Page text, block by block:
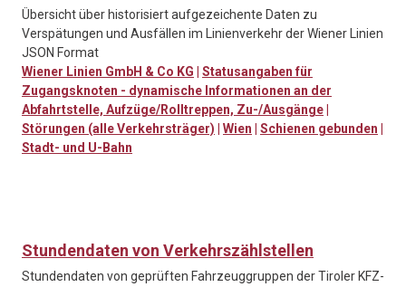
Übersicht über historisiert aufgezeichente Daten zu
Verspätungen und Ausfällen im Linienverkehr der Wiener Linien
JSON Format
Wiener Linien GmbH & Co KG
Statusangaben für
Zugangsknoten - dynamische Informationen an der
Abfahrtstelle, Aufzüge/Rolltreppen, Zu-/Ausgänge
Störungen (alle Verkehrsträger)
Wien Schienen gebunden
Stadt- und U-Bahn
Stundendaten von Verkehrszählstellen
Stundendaten von geprüften Fahrzeuggruppen der Tiroler KFZ-